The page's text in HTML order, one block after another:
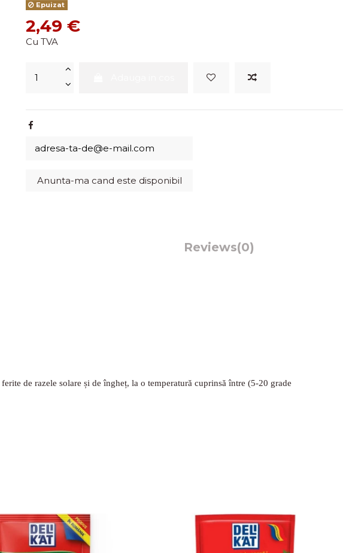
Epuizat
2,49 €
Cu TVA
Reviews(0)
de razele solare și de îngheț, la o temperatură cuprinsă între (5-20 grade